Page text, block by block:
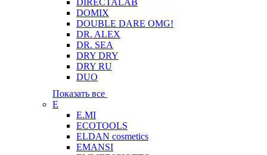
DIRECTALAB
DOMIX
DOUBLE DARE OMG!
DR. ALEX
DR. SEA
DRY DRY
DRY RU
DUO
Показать все
E
E.MI
ECOTOOLS
ELDAN cosmetics
EMANSI